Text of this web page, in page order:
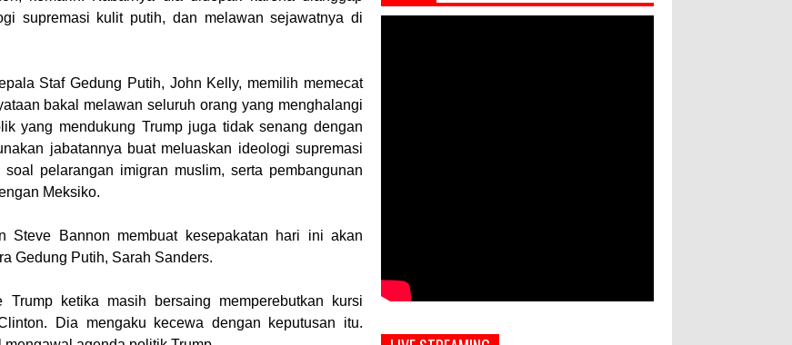
supremasi kulit putih, dan melawan sejawatnya di
Staf Gedung Putih, John Kelly, memilih memecat
bakal melawan seluruh orang yang menghalangi
yang mendukung Trump juga tidak senang dengan
jabatannya buat meluaskan ideologi supremasi
pelarangan imigran muslim, serta pembangunan
Meksiko.
Bannon membuat kesepakatan hari ini akan
Gedung Putih, Sarah Sanders.
ketika masih bersaing memperebutkan kursi
Dia mengaku kecewa dengan keputusan itu.